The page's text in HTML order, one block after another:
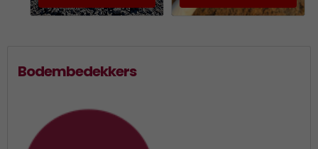
Bodembedekkers